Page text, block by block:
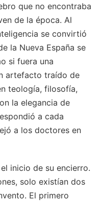
que no encontraba
de la época. Al
se convirtió
la Nueva España se
si fuera una
artefacto traído de
teología, filosofía,
la elegancia de
a cada
a los doctores en
inicio de su encierro.
solo existían dos
El primero